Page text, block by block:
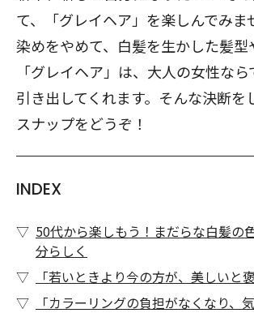
て、「グレイヘア」を楽しんでみま
染めをやめて、白髪を生かした髪型
「グレイヘア」は、大人の女性な
引き出してくれます。そんな決断を
スナップをどうぞ！
INDEX
50代から楽しもう！まだらな白髪の
分らしく
「若いときより今の方が、美しいと
「カラーリングの負担がなくなり、